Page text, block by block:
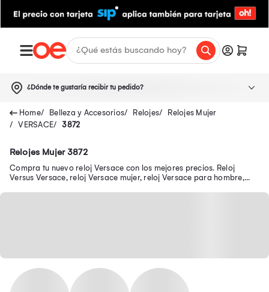
¿Dónde te gustaría recibir tu pedido?
Belleza y Accesorios Relojes
Relojes Mujer
VERSACE
3872
Relojes Mujer 3872
Compra tu nuevo reloj Versace con los mejores precios. Reloj
Versus Versace, reloj Versace mujer, reloj Versace para hombre,